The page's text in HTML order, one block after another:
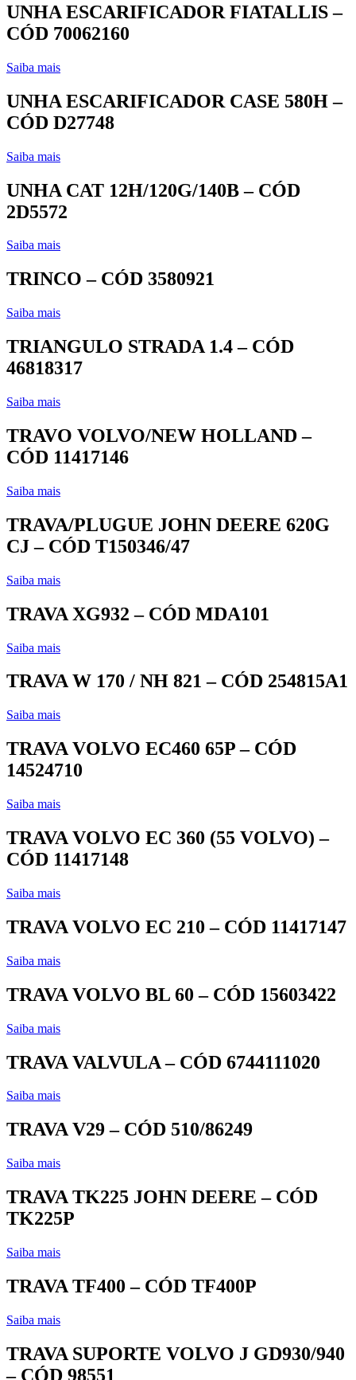
UNHA ESCARIFICADOR FIATALLIS –
CÓD 70062160
Saiba mais
UNHA ESCARIFICADOR CASE 580H –
CÓD D27748
Saiba mais
UNHA CAT 12H/120G/140B – CÓD
2D5572
Saiba mais
TRINCO – CÓD 3580921
Saiba mais
TRIANGULO STRADA 1.4 – CÓD
46818317
Saiba mais
TRAVO VOLVO/NEW HOLLAND –
CÓD 11417146
Saiba mais
TRAVA/PLUGUE JOHN DEERE 620G
CJ – CÓD T150346/47
Saiba mais
TRAVA XG932 – CÓD MDA101
Saiba mais
TRAVA W 170 / NH 821 – CÓD 254815A1
Saiba mais
TRAVA VOLVO EC460 65P – CÓD
14524710
Saiba mais
TRAVA VOLVO EC 360 (55 VOLVO) –
CÓD 11417148
Saiba mais
TRAVA VOLVO EC 210 – CÓD 11417147
Saiba mais
TRAVA VOLVO BL 60 – CÓD 15603422
Saiba mais
TRAVA VALVULA – CÓD 6744111020
Saiba mais
TRAVA V29 – CÓD 510/86249
Saiba mais
TRAVA TK225 JOHN DEERE – CÓD
TK225P
Saiba mais
TRAVA TF400 – CÓD TF400P
Saiba mais
TRAVA SUPORTE VOLVO J GD930/940
– CÓD 98551